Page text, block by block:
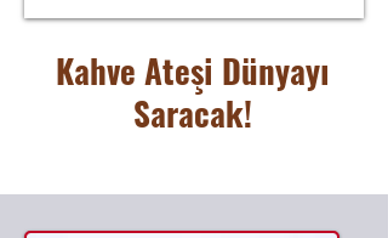
Kahve Ateşi Dünyayı
Saracak!